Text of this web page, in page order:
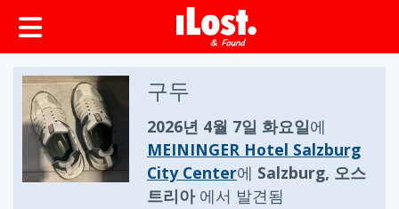
구두
2026년 4월 7일 화요일에
MEININGER Hotel Salzburg
City Center에 Salzburg, 오스
트리아에서 발견됨